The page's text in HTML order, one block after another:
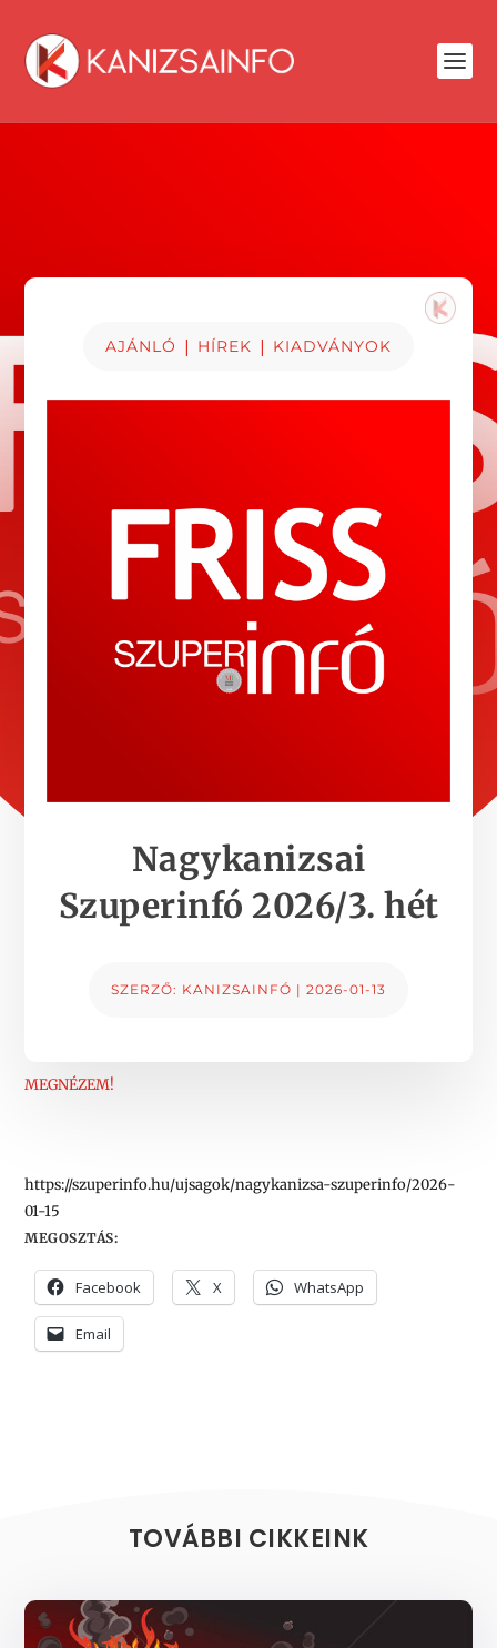
AJÁNLÓ | HÍREK | KIADVÁNYOK
Nagykanizsai
Szuperinfó 2026/3. hét
SZERZŐ: KANIZSAINFÓ | 2026-01-13
MEGNÉZEM!
https://szuperinfo.hu/ujsagok/nagykanizsa-szuperinfo/2026-
01-15
MEGOSZTÁS:
Facebook X WhatsApp
Email
TOVÁBBI CIKKEINK